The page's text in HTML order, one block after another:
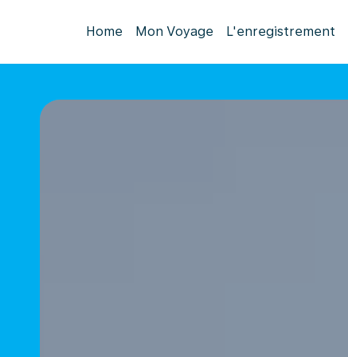
Home Mon Voyage L'enregistrement